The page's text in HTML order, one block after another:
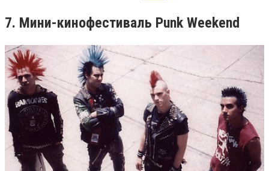
7. Мини-кинофестиваль Punk Weekend